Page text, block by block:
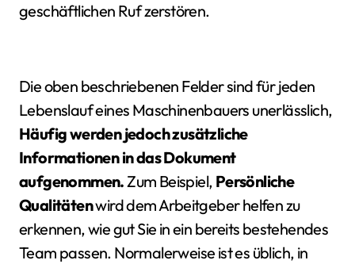
geschäftlichen Ruf zerstören.
Die oben beschriebenen Felder sind für jeden
Lebenslauf eines Maschinenbauers unerlässlich,
Häufig werden jedoch zusätzliche
Informationen in das Dokument
aufgenommen.Zum Beispiel, Persönliche
Qualitätenwird dem Arbeitgeber helfen zu
erkennen, wie gut Sie in ein bereits bestehendes
Team passen. Normalerweise ist es üblich, in